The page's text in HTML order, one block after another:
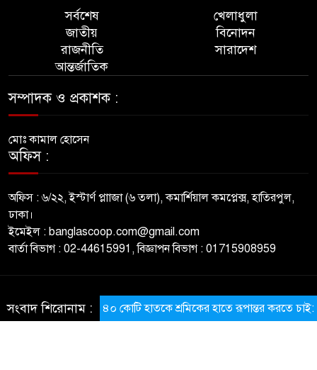
সর্বশেষ
জাতীয়
রাজনীতি
আন্তর্জাতিক
খেলাধুলা
বিনোদন
সারাদেশ
সম্পাদক ও প্রকাশক :
মোঃ কামাল হোসেন
অফিস :
অফিস : ৬/২২, ইস্টার্ণ প্লাাজা (৬ তলা), কমার্শিয়াল কমপ্লেক্স, হাতিরপুল,
ঢাকা।
ইমেইল : banglascoop.com@gmail.com
বার্তা বিভাগ : 02-44615991, বিজ্ঞাপন বিভাগ : 01715908959
© All rights reserved © BanglaScoop
NewsScript Developed BYThemesBazar.com
সংবাদ শিরোনাম :​৪০ কোটি হাতকে শ্রমিকের হাতে রূপান্তর করতে চাই: